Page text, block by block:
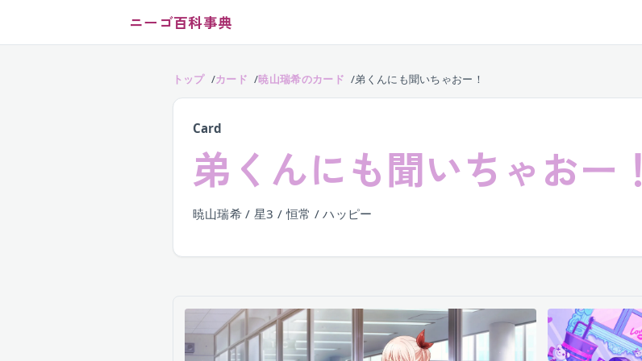
ニーゴ百科事典
トップ カード 暁山瑞希のカード 弟くんにも聞いちゃおー！
Card
弟くんにも聞いちゃおー！
暁山瑞希 / 星3 / 恒常 / ハッピー